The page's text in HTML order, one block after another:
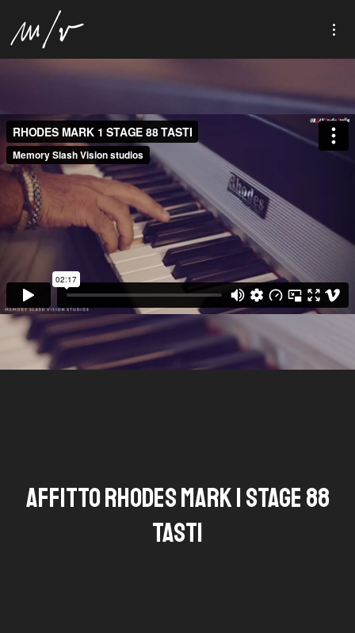
AFFITTO RHODES MARK 1 STAGE 88
TASTI